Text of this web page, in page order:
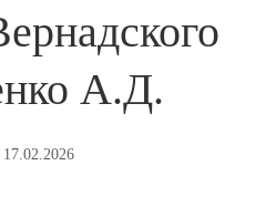
А.Д.
17.02.2026